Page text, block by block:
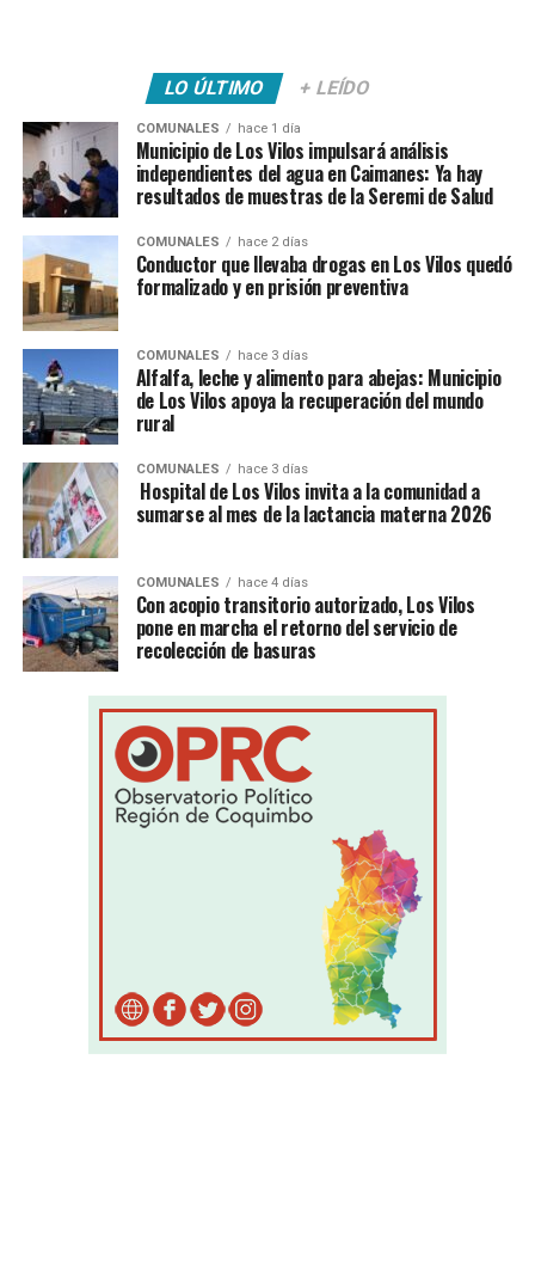
LO ÚLTIMO + LEÍDO
COMUNALES hace 1 día
Municipio de Los Vilos impulsará análisis
independientes del agua en Caimanes: Ya hay
resultados de muestras de la Seremi de Salud
COMUNALES hace 2 días
Conductor que llevaba drogas en Los Vilos quedó
formalizado y en prisión preventiva
COMUNALES hace 3 días
Alfalfa, leche y alimento para abejas: Municipio
de Los Vilos apoya la recuperación del mundo
rural
COMUNALES hace 3 días
Hospital de Los Vilos invita a la comunidad a
sumarse al mes de la lactancia materna 2026
COMUNALES hace 4 días
Con acopio transitorio autorizado, Los Vilos
pone en marcha el retorno del servicio de
recolección de basuras